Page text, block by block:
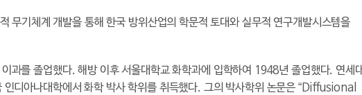
무기체계 개발을 통해 한국 방위산업의 학문적 토대와 실무적 연구개발시스템을
과를 졸업했다. 해방 이후 서울대학교 화학과에 입학하여 1948년 졸업했다. 연세
디아나대학에서 화학 박사 학위를 취득했다. 그의 박사학위 논문은 “Diffusional